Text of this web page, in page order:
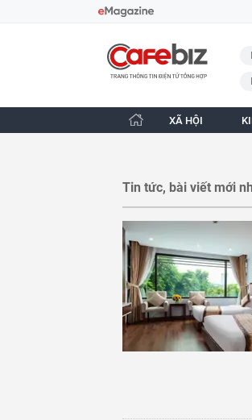
CafeBiz - Trang chủ
XÃ HỘI
Tin tức, bài viết mới